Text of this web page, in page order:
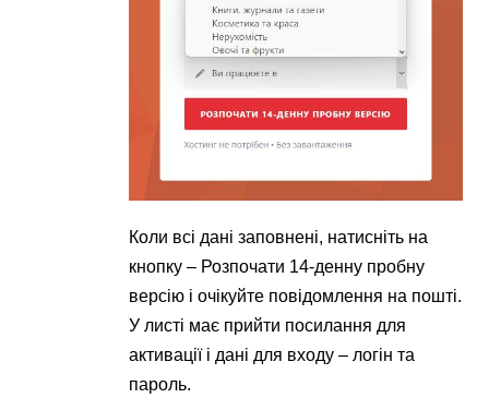
Коли всі дані заповнені, натисніть на
кнопку – Розпочати 14-денну пробну
версію і очікуйте повідомлення на пошті.
У листі має прийти посилання для
активації і дані для входу – логін та
пароль.